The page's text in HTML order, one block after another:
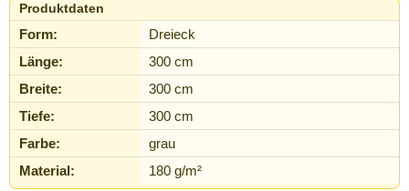
Produktdaten
Form:
Dreieck
Länge:
300 cm
Breite:
300 cm
Tiefe:
300 cm
Farbe:
grau
Material:
180 g/m²